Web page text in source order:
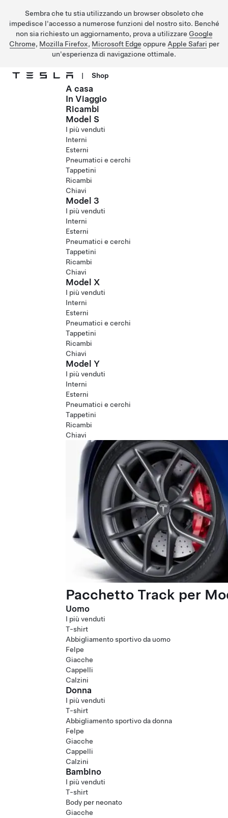
Sembra che tu stia utilizzando un browser obsoleto che
impedisce l'accesso a numerose funzioni del nostro sito. Benché
non sia richiesto un aggiornamento, prova a utilizzare Google
Chrome, Mozilla Firefox, Microsoft Edge oppure Apple Safari per
un'esperienza di navigazione ottimale.
Passa al contenuto principale
| Shop
A casa
In Viaggio
Ricambi
Model S
I più venduti
Interni
Esterni
Pneumatici e cerchi
Tappetini
Ricambi
Chiavi
Model 3
I più venduti
Interni
Esterni
Pneumatici e cerchi
Tappetini
Ricambi
Chiavi
Model X
I più venduti
Interni
Esterni
Pneumatici e cerchi
Tappetini
Ricambi
Chiavi
Model Y
I più venduti
Interni
Esterni
Pneumatici e cerchi
Tappetini
Ricambi
Chiavi
Pacchetto Track per
Uomo
I più venduti
T-shirt
Abbigliamento sportivo da uomo
Felpe
Giacche
Cappelli
Calzini
Donna
I più venduti
T-shirt
Abbigliamento sportivo da donna
Felpe
Giacche
Cappelli
Calzini
Bambino
I più venduti
T-shirt
Body per neonato
Giacche